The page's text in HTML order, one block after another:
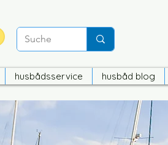
husbådsservice husbåd blog